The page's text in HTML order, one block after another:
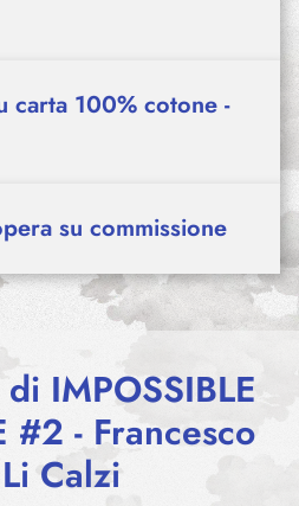
carta 100% cotone -
su commissione
IMPOSSIBLE
#2 - Francesco
Calzi